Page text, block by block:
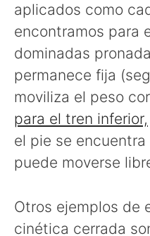
aplicados como
encontramos para
dominadas
permanece fija
moviliza el peso
para el tren inferior,
el pie se
puede moverse
Otros ejemplos de
cinética cerrada